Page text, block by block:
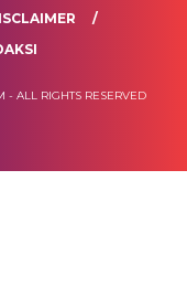
- ALL RIGHTS RESERVED